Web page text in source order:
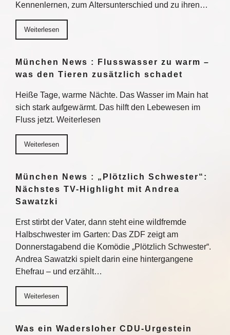
Kennenlernen, zum Altersunterschied und zu ihren…
Weiterlesen
München News : Flusswasser zu warm –
was den Tieren zusätzlich schadet
Heiße Tage, warme Nächte. Das Wasser im Main hat
sich stark aufgewärmt. Das hilft den Lebewesen im
Fluss jetzt. Weiterlesen
Weiterlesen
München News : „Plötzlich Schwester“:
Nächstes TV-Highlight mit Andrea
Sawatzki
Erst stirbt der Vater, dann steht eine wildfremde
Halbschwester im Garten: Das ZDF zeigt am
Donnerstagabend die Komödie „Plötzlich Schwester“.
Andrea Sawatzki spielt darin eine hintergangene
Ehefrau – und erzählt…
Weiterlesen
Was ein Wadersloher CDU-Urgestein